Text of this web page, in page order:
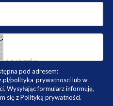
pod adresem:
polityka_prywatnosci lub w
Wysyłając formularz informuję,
się z Polityką prywatności.